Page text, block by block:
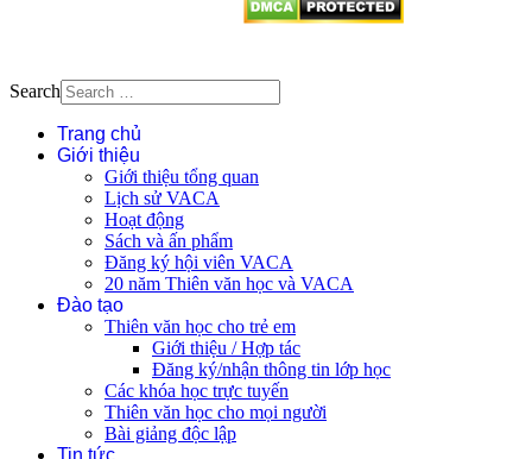
Search
Trang chủ
Giới thiệu
Giới thiệu tổng quan
Lịch sử VACA
Hoạt động
Sách và ấn phẩm
Đăng ký hội viên VACA
20 năm Thiên văn học và VACA
Đào tạo
Thiên văn học cho trẻ em
Giới thiệu / Hợp tác
Đăng ký/nhận thông tin lớp học
Các khóa học trực tuyến
Thiên văn học cho mọi người
Bài giảng độc lập